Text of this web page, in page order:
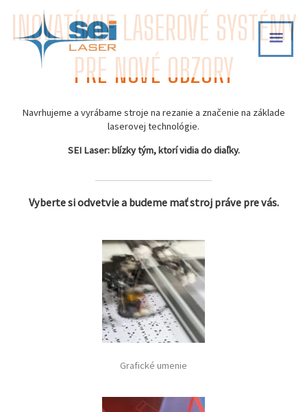
content
INOVATÍVNE LASEROVÉ SYSTÉMY
PRE NOVÉ OBZORY
Navrhujeme a vyrábame stroje na rezanie a značenie na základe
laserovej technológie.
SEI Laser: blízky tým, ktorí vidia do diaľky.
Vyberte si odvetvie a budeme mať stroj práve pre vás.
Grafické umenie